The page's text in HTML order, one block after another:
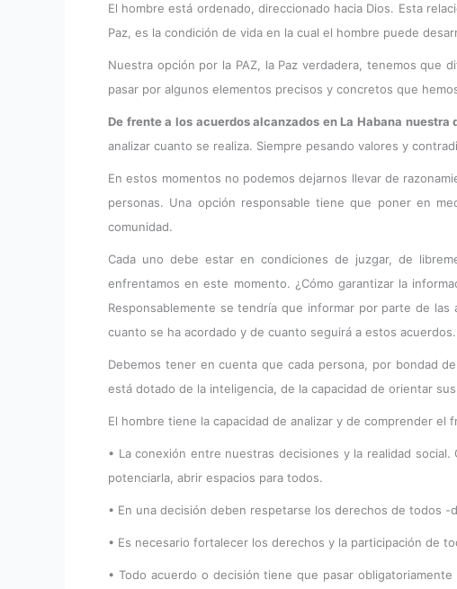
El hombre está ordenado, direccionado hacia Dios. Esta
Paz, es la condición de vida en la cual el hombre puede
Nuestra opción por la PAZ, la Paz verdadera, tenemos que
pasar por algunos elementos precisos y concretos que
De frente a los acuerdos alcanzados en La Habana
analizar cuanto se realiza. Siempre pesando valores y
En estos momentos no podemos dejarnos llevar de
personas. Una opción responsable tiene que poner en
comunidad.
Cada uno debe estar en condiciones de juzgar, de
enfrentamos en este momento. ¿Cómo garantizar la
Responsablemente se tendría que informar por parte de
cuanto se ha acordado y de cuanto seguirá a estos acuerdos.
Debemos tener en cuenta que cada persona, por bondad
está dotado de la inteligencia, de la capacidad de orientar
El hombre tiene la capacidad de analizar y de comprender
• La conexión entre nuestras decisiones y la realidad
potenciarla, abrir espacios para todos.
• En una decisión deben respetarse los derechos de todos
• Es necesario fortalecer los derechos y la participación de
• Todo acuerdo o decisión tiene que pasar